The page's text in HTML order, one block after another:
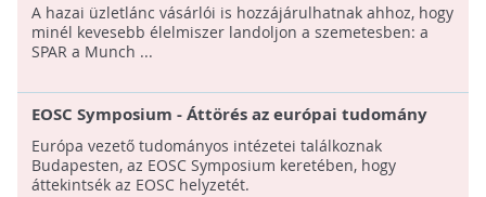
A hazai üzletlánc vásárlói is hozzájárulhatnak ahhoz, hogy
minél kevesebb élelmiszer landoljon a szemetesben: a
SPAR a Munch ...
EOSC Symposium - Áttörés az európai tudomány
életében
Európa vezető tudományos intézetei találkoznak
Budapesten, az EOSC Symposium keretében, hogy
áttekintsék az EOSC helyzetét.